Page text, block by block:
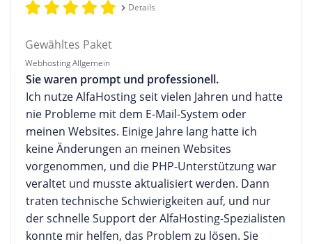
Details
Gewähltes Paket
Webhosting Allgemein
Sie waren prompt und professionell.
Ich nutze AlfaHosting seit vielen Jahren und hatte
nie Probleme mit dem E-Mail-System oder
meinen Websites. Einige Jahre lang hatte ich
keine Änderungen an meinen Websites
vorgenommen, und die PHP-Unterstützung war
veraltet und musste aktualisiert werden. Dann
traten technische Schwierigkeiten auf, und nur
der schnelle Support der AlfaHosting-Spezialisten
konnte mir helfen, das Problem zu lösen. Sie